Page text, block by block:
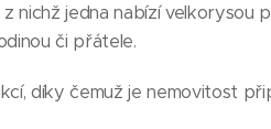
nichž jedna nabízí velkorysou
či přátele.
díky čemuž je nemovitost